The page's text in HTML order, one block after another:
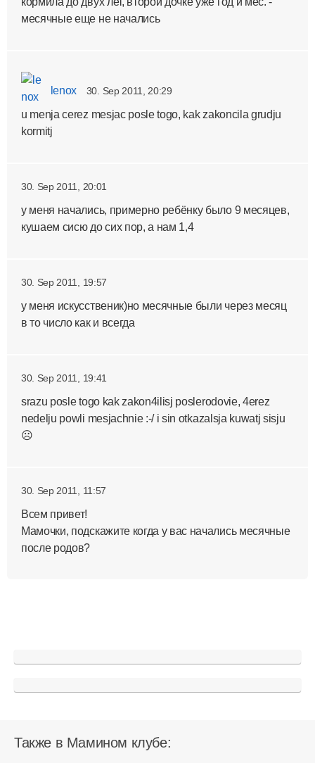
месячные еще не начались
lenox 30. Sep 2011, 20:29
u menja cerez mesjac posle togo, kak zakoncila grudju
kormitj
30. Sep 2011, 20:01
у меня начались, примерно ребёнку было 9 месяцев,
кушаем сисю до сих пор, а нам 1,4
30. Sep 2011, 19:57
у меня искусственик)но месячные были через месяц
в то число как и всегда
30. Sep 2011, 19:41
srazu posle togo kak zakon4ilisj poslerodovie, 4erez
nedelju powli mesjachnie :-/ i sin otkazalsja kuwatj sisju
☹
30. Sep 2011, 11:57
Всем привет!
Мамочки, подскажите когда у вас начались месячные
после родов?
Также в Мамином клубе: